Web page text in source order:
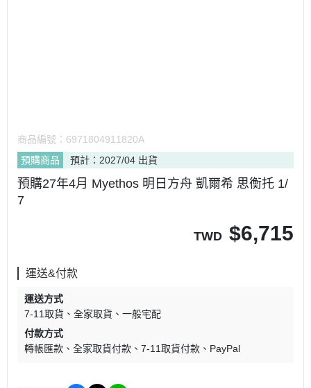
商品編號： 6971804911820A
預購商品
預計：2027/04 出貨
預購27年4月 Myethos 明日方舟 凱爾希 思衡托 1/
7
TWD $6,715
運送&付款
運送方式
7-11取貨
全家取貨
一般宅配
付款方式
轉帳匯款
全家取貨付款 7-11取貨付款 PayPal